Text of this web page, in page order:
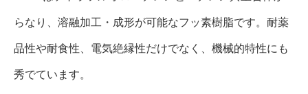
らなり、溶融加工・成形が可能なフッ素樹脂です。耐薬
品性や耐食性、電気絶縁性だけでなく、機械的特性にも
秀でています。